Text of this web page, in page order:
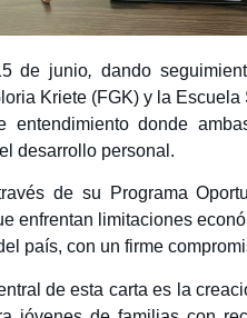
de junio, dando
Kriete (FGK) y la
entendimiento donde
desarrollo personal.
de su Programa
enfrentan limitaciones
país, con un firme
de esta carta es la